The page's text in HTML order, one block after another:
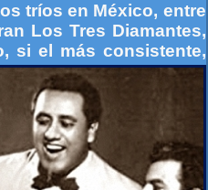
tríos en México, entre
Los Tres Diamantes,
si el más consistente,